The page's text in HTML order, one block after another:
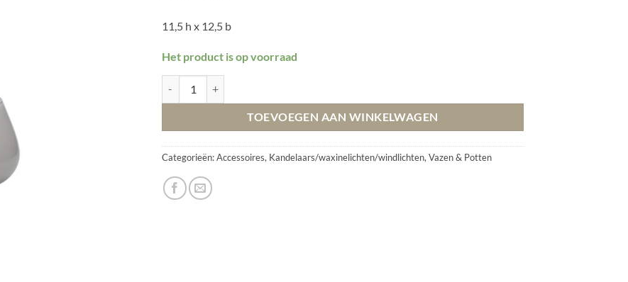
11,5 h x 12,5 b
Het product is op voorraad
TOEVOEGEN AAN WINKELWAGEN
Categorieën:Accessoires, Kandelaars/waxinelichten/windlichten, Vazen & Potten